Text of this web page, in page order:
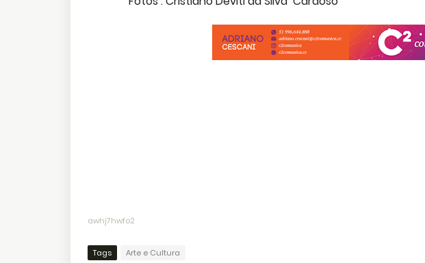
awhj7hwfo2
Tags Arte e Cultura